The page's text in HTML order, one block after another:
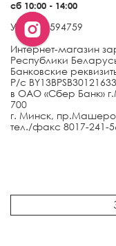
сб 10:00 - 14:00
УНП 691594759
Интернет-магазин
Республики
Банковские
Р/с
в ОАО «Сбер Банк»
700
г. Минск,
тел./факс 8017-241-